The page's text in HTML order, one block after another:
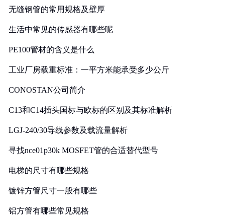
无缝钢管的常用规格及壁厚
生活中常见的传感器有哪些呢
PE100管材的含义是什么
工业厂房载重标准：一平方米能承受多少公斤
CONOSTAN公司简介
C13和C14插头国标与欧标的区别及其标准解析
LGJ-240/30导线参数及载流量解析
寻找nce01p30k MOSFET管的合适替代型号
电梯的尺寸有哪些规格
镀锌方管尺寸一般有哪些
铝方管有哪些常见规格